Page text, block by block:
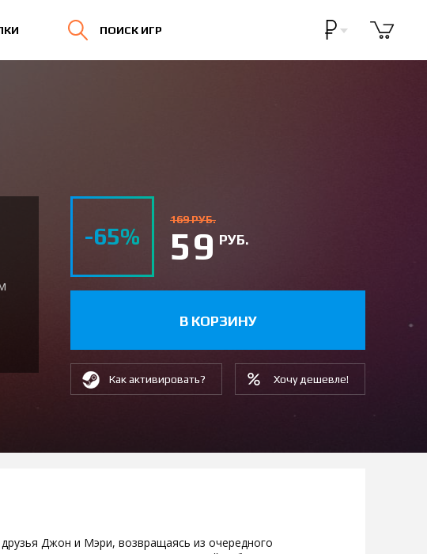
ПОИСК ИГР
-65%
169 РУБ.
59РУБ.
В КОРЗИНУ
Как активировать? Хочу дешевле!
Джон и Мэри, возвращаясь из очередного